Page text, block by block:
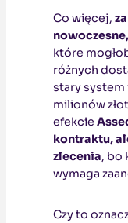
Co więcej,
które
różnych
stary
milionów
efekcie
kontraktu,
zlecenia, bo
wymaga
Czy to